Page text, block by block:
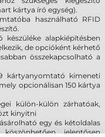
kártya író egység).
használható RFID
készüléke alapkiépítésben
de opcióként kérhető
összekapcsolható a
kártyanyomtató kimeneti
opcionálisan 150 kártya
külön-külön zárhatóak,
kinyitni
egy és kétoldalas
jelentősen